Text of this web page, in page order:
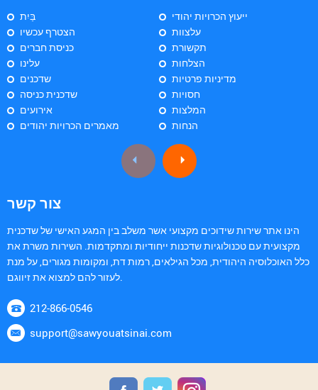
בַּיִת
הצטרף עכשיו
כניסת חברים
עלינו
שדכנים
שדכנית כניסה
אירועים
מאמרים הכרויות יהודים
ייעוץ הכרויות יהודי
עלצוות
תקשורת
הצלחות
מדיניות פרטיות
חסויות
המלצות
הנחות
צור קשר
הינו אתר שירות שידוכים מקצועי אשר משלב בין המגע האישי של שדכנית
מקצועית עם טכנולוגיות שדכנות ייחודיות ומתקדמות. השירות משרת את
כלל האוכלוסיה היהודית, מכל הגילאים, רמות דת, ומקומות מגורים, על מנת
לעזור להם למצוא את זיווגם.
212-866-0546
support@sawyouatsinai.com